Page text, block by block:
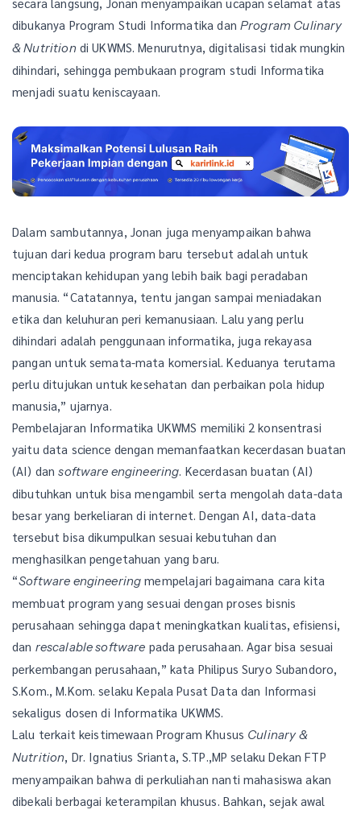
dibukanya Program Studi Informatika dan Program Culinary
& Nutritiondi UKWMS. Menurutnya, digitalisasi tidak mungkin
dihindari, sehingga pembukaan program studi Informatika
menjadi suatu keniscayaan.
Dalam sambutannya, Jonan juga menyampaikan bahwa
tujuan dari kedua program baru tersebut adalah untuk
menciptakan kehidupan yang lebih baik bagi peradaban
manusia. “Catatannya, tentu jangan sampai meniadakan
etika dan keluhuran peri kemanusiaan. Lalu yang perlu
dihindari adalah penggunaan informatika, juga rekayasa
pangan untuk semata-mata komersial. Keduanya terutama
perlu ditujukan untuk kesehatan dan perbaikan pola hidup
manusia,” ujarnya.
Pembelajaran Informatika UKWMS memiliki 2 konsentrasi
yaitu data science dengan memanfaatkan kecerdasan buatan
(AI) dansoftware engineering. Kecerdasan buatan (AI)
dibutuhkan untuk bisa mengambil serta mengolah data-data
besar yang berkeliaran di internet. Dengan AI, data-data
tersebut bisa dikumpulkan sesuai kebutuhan dan
menghasilkan pengetahuan yang baru.
“Software engineering mempelajari bagaimana cara kita
membuat program yang sesuai dengan proses bisnis
perusahaan sehingga dapat meningkatkan kualitas, efisiensi,
dan rescalable software pada perusahaan. Agar bisa sesuai
perkembangan perusahaan,” kata Philipus Suryo Subandoro,
S.Kom., M.Kom. selaku Kepala Pusat Data dan Informasi
sekaligus dosen di Informatika UKWMS.
Lalu terkait keistimewaan Program Khusus Culinary &
Nutrition, Dr. Ignatius Srianta, S.TP.,MP selaku Dekan FTP
menyampaikan bahwa di perkuliahan nanti mahasiswa akan
dibekali berbagai keterampilan khusus. Bahkan, sejak awal